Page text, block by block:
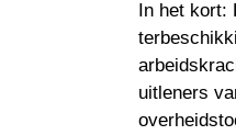
In het kort:
uitleners